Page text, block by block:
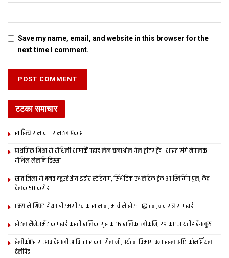
Save my name, email, and website in this browser for the
next time I comment.
टटका समाचार
साहित्य समाद – समटल प्रकाश
प्राथमिक शि‍क्षा मे मैथि‍ली भाषाकेँ पढ़ाई लेल चलाओल गेल ट्वीटर ट्रेंड : भारत संगे नेपालक
मैथिल लेलनि हिस्सा
सात जिला मे बनत बहुउद्देशीय इंडोर स्‍टेडि‍यम, सिंथेटिक एथलेटिक ट्रेक आ स्विमिंग पुल, केंद्र
देलक 50 करोड़
एम्स मे शिफ्ट होयत डीएमसीएच क सामान, मार्च मे होएत उद्घाटन, नव सत्र स पढाई
होटल मैनेजमेंट क पढ़ाई करती बालिका गृह क 16 बालिका लोकनि, 29 कए जायतीह बेंगलुरु
हेलीकॉप्टर स आब वैशाली आबि जा सकता सैलानी, पर्यटन विभाग बना रहल अछि कॉमर्शियल
हेलीपैड